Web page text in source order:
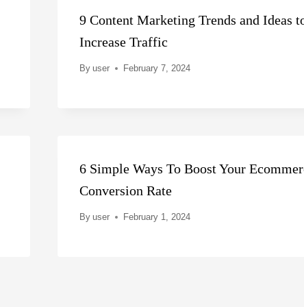
9 Content Marketing Trends and Ideas
Increase Traffic
By user February 7, 2024
6 Simple Ways To Boost Your
Conversion Rate
By user February 1, 2024